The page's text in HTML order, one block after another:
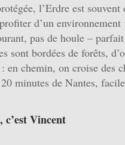
l’Erdre est
d’un environnement
pas de houle –
sont bordées de forêts,
en chemin, on croise des
20 minutes de Nantes,
Vincent